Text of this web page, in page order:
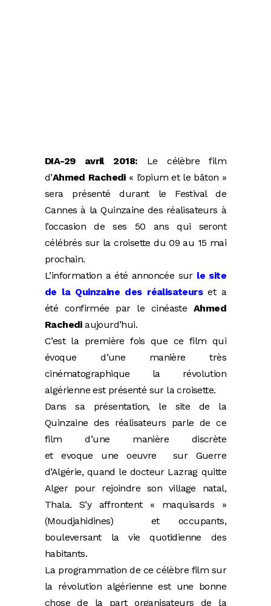
DIA-29 avril 2018: Le célèbre film
d’Ahmed Rachedi« l’opium et le bâton »
sera présenté durant le Festival de
Cannes à la Quinzaine des réalisateurs à
l’occasion de ses 50 ans qui seront
célébrés sur la croisette du 09 au 15 mai
prochain.
L’information a été annoncée sur le site
de la Quinzaine des réalisateurs et a
été confirmée par le cinéaste Ahmed
Rachediaujourd’hui.
C’est la première fois que ce film qui
évoque d’une manière très
cinématographique la révolution
algérienne est présenté sur la croisette.
Dans sa présentation, le site de la
Quinzaine des réalisateurs parle de ce
film d’une manière discrète
et evoque une oeuvre sur Guerre
d’Algérie, quand le docteur Lazrag quitte
Alger pour rejoindre son village natal,
Thala. S’y affrontent « maquisards »
(Moudjahidines) et occupants,
bouleversant la vie quotidienne des
habitants.
La programmation de ce célèbre film sur
la révolution algérienne est une bonne
chose de la part organisateurs de la